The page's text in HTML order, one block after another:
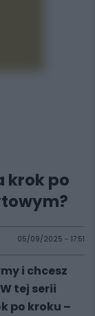
krok po
05/09/2025 - 17:51
i chcesz
tej serii
po kroku –